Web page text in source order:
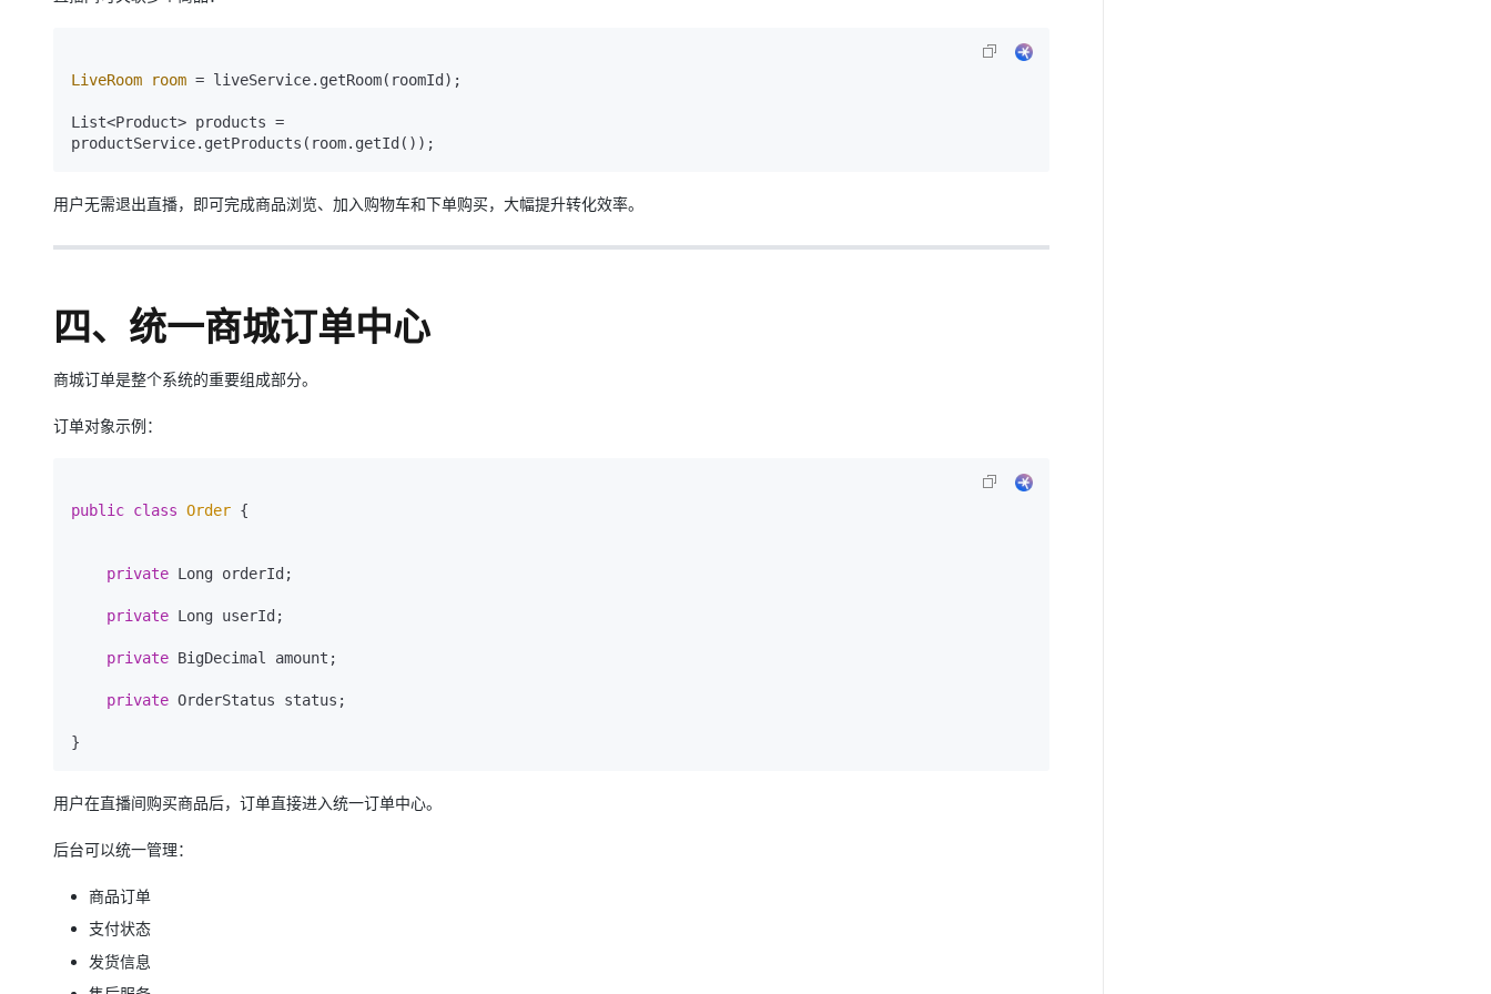
LiveRoom room = liveService.getRoom(roomId);
List<Product> products =
用户无需退出直播，即可完成商品浏览、加入购物车和下单购买，大幅提升转化效率。
四、统一商城订单中心
商城订单是整个系统的重要组成部分。
订单对象示例：
public class Order {
private Long orderId;
private Long userId;
private BigDecimal amount;
private OrderStatus status;
用户在直播间购买商品后，订单直接进入统一订单中心。
后台可以统一管理：
商品订单
支付状态
发货信息